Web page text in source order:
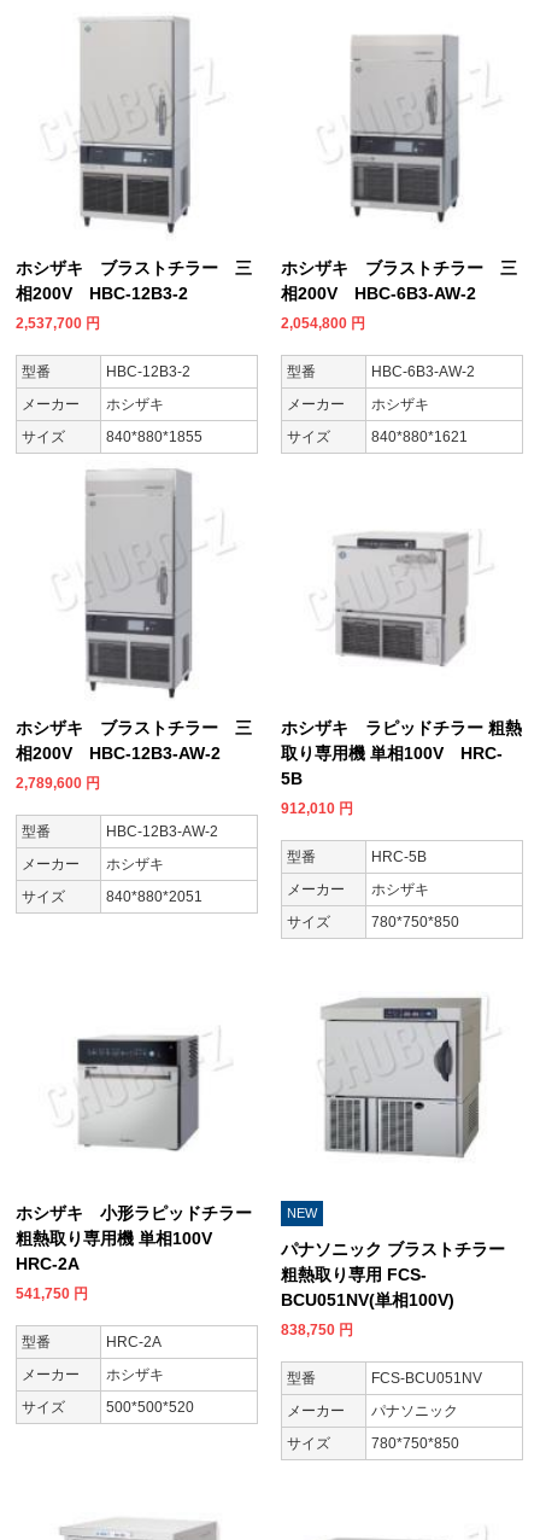
ホシザキ ブラストチラー 三
相200V HBC-12B3-2
2,537,700 円
型番
HBC-12B3-2
メーカー
ホシザキ
サイズ
840*880*1855
ホシザキ ブラストチラー 三
相200V HBC-6B3-AW-2
2,054,800 円
型番
HBC-6B3-AW-2
メーカー
ホシザキ
サイズ
840*880*1621
ホシザキ ブラストチラー 三
相200V HBC-12B3-AW-2
2,789,600 円
型番
HBC-12B3-AW-2
メーカー
ホシザキ
サイズ
840*880*2051
ホシザキ ラピッドチラー 粗熱
取り専用機 単相100V HRC-
5B
912,010 円
型番
HRC-5B
メーカー
ホシザキ
サイズ
780*750*850
ホシザキ 小形ラピッドチラー
粗熱取り専用機 単相100V
HRC-2A
541,750 円
型番
HRC-2A
メーカー
ホシザキ
サイズ
500*500*520
NEW
パナソニック ブラストチラー
粗熱取り専用 FCS-
BCU051NV(単相100V)
838,750 円
型番
FCS-BCU051NV
メーカー
パナソニック
サイズ
780*750*850